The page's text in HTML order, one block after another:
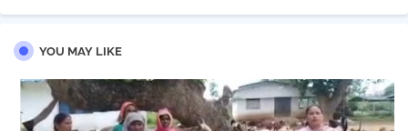
YOU MAY LIKE